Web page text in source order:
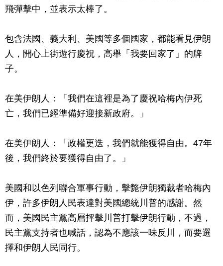
飛彈擊中，並表示太棒了。
包含法國、義大利、美國等多個國家，都能看見伊朗
人，開心上街遊行慶祝，高舉「我要回家了」的牌
子。
在美伊朗人：「我們在這裡是為了慶祝哈梅內伊死
亡，我們已經準備好迎接新政府。」
在美伊朗人：「政權更迭，我們就能獲得自由。47年
後，我們終於要獲得自由了。」
美國和以色列聯合軍事行動，擊斃伊朗獨裁者哈梅內
伊，許多伊朗人民表達對美國總統川普的感謝。然
而，美國民主黨高層抨擊川普打擊伊朗行動，不過，
民主黨支持者也喊話，認為不應該一味反川，而要選
擇和伊朗人民同行。